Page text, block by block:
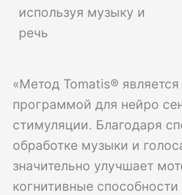
используя музыку и
речь
«Метод Tomatis® является
программой для нейро
стимуляции. Благодаря
обработке музыки и
значительно улучшает
когнитивные способности